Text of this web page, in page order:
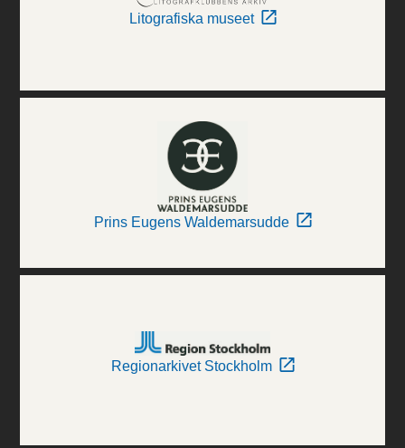
Litografiska museet
Prins Eugens Waldemarsudde
Regionarkivet Stockholm